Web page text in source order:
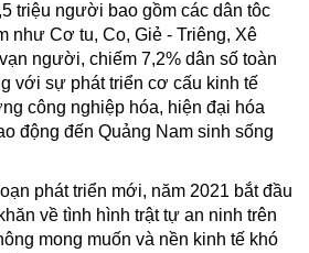
triệu người bao gồm các dân tôc
như Cơ tu, Co, Giẻ - Triêng, Xê
người, chiếm 7,2% dân số toàn
với sự phát triển cơ cấu kinh tế
công nghiệp hóa, hiện đại hóa
động đến Quảng Nam sinh sống
phát triển mới, năm 2021 bắt đầu
về tình hình trật tự an ninh trên
mong muốn và nền kinh tế khó